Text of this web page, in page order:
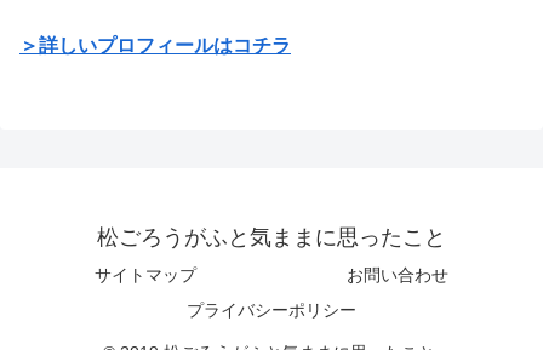
＞詳しいプロフィールはコチラ
松ごろうがふと気ままに思ったこと
サイトマップ
お問い合わせ
プライバシーポリシー